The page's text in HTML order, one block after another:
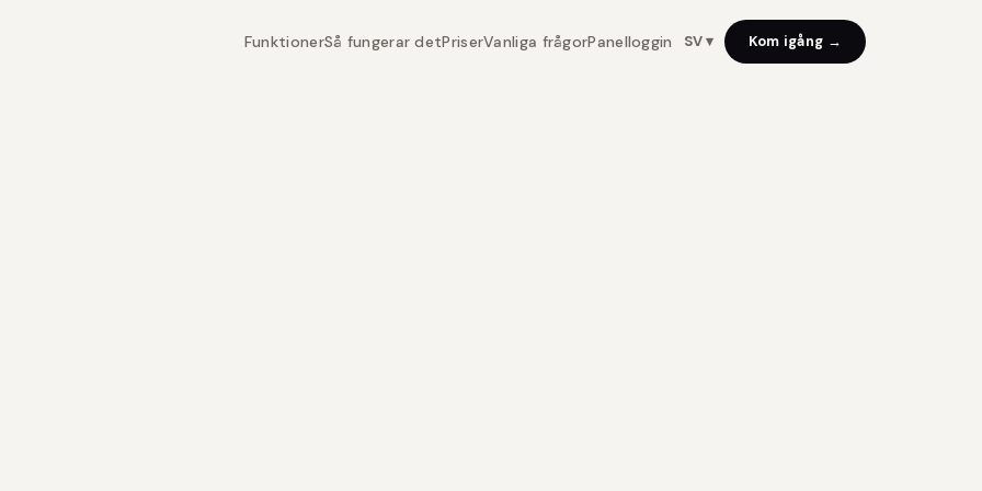
FunktionerSå fungerar detPriserVanliga frågorPanelloggin SV ▾ Kom igång →